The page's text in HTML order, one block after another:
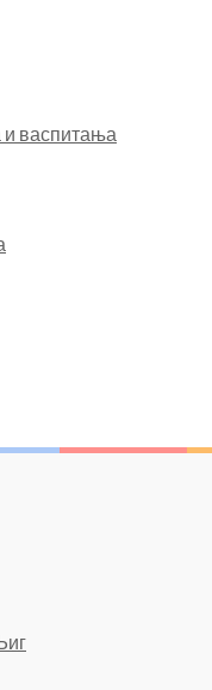
васпитања